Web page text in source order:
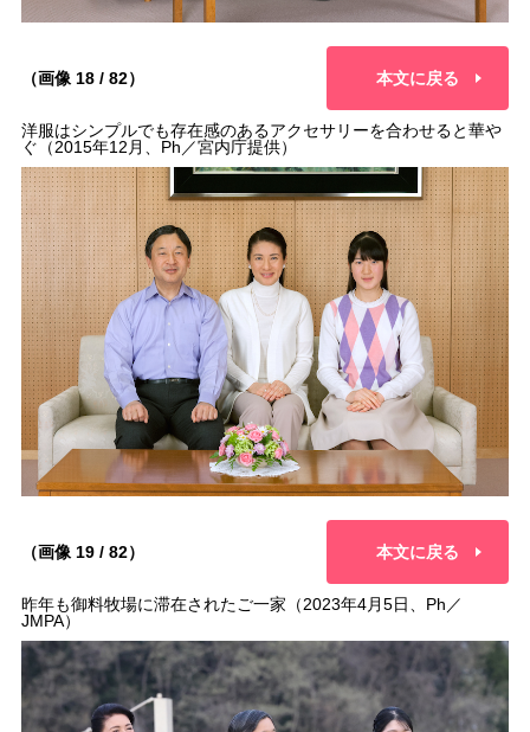
（画像 18 / 82） 本文に戻る
洋服はシンプルでも存在感のあるアクセサリーを合わせると華や
ぐ（2015年12月、Ph／宮内庁提供）
（画像 19 / 82） 本文に戻る
昨年も御料牧場に滞在されたご一家（2023年4月5日、Ph／
JMPA）